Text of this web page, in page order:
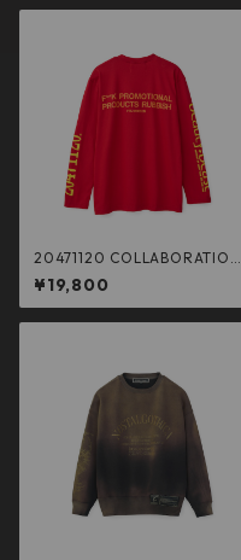
20471120 COLLABORATION
L/S TEE _3 (RED×YELLOW)
¥19,800